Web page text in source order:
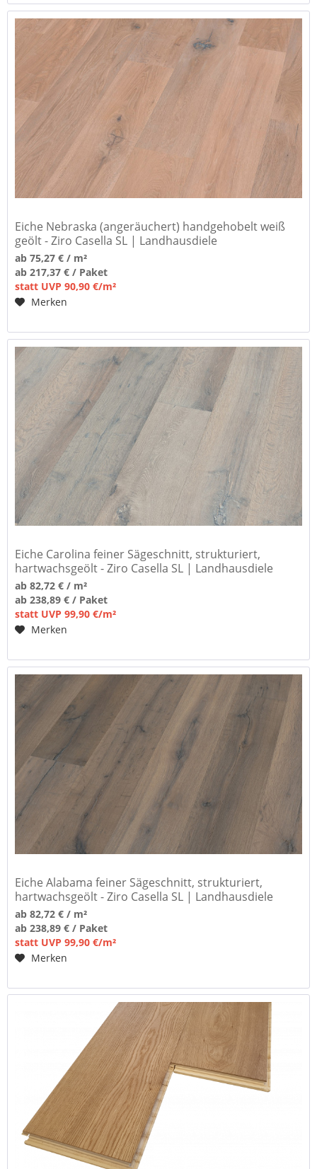
Eiche Nebraska (angeräuchert) handgehobelt weiß
geölt - Ziro Casella SL | Landhausdiele
ab 75,27 € / m²
ab 217,37 € / Paket
statt UVP 90,90 €/m²
Merken
Eiche Carolina feiner Sägeschnitt, strukturiert,
hartwachsgeölt - Ziro Casella SL | Landhausdiele
ab 82,72 € / m²
ab 238,89 € / Paket
statt UVP 99,90 €/m²
Merken
Eiche Alabama feiner Sägeschnitt, strukturiert,
hartwachsgeölt - Ziro Casella SL | Landhausdiele
ab 82,72 € / m²
ab 238,89 € / Paket
statt UVP 99,90 €/m²
Merken